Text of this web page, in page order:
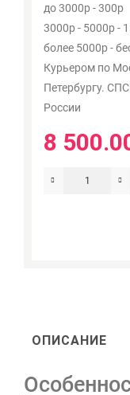
до 3000р - 300р
3000р - 5000р -
более 5000р -
Курьером по
Петербургу.
России
8
ОПИСАНИЕ